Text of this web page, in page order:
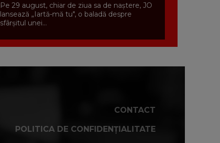
Pe 29 august, chiar de ziua sa de naștere, JO
lansează „Iartă-mă tu", o baladă despre
sfârșitul unei...
CONTACT
POLITICA DE CONFIDENȚIALITATE